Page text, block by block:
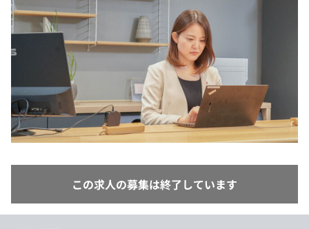
就活成功ガイド
個人向けプラン
法人向けプラン
学校向けプラン
note
この求人の募集は終了しています